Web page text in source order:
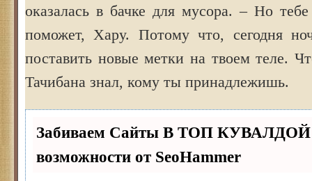
оказалась в бачке для мусора. – Но
поможет, Хару. Потому что, сегодня
поставить новые метки на твоем теле.
Тачибана знал, кому ты принадлежишь.
Забиваем Сайты В ТОП КУВАЛДОЙ
возможности от SeoHammer